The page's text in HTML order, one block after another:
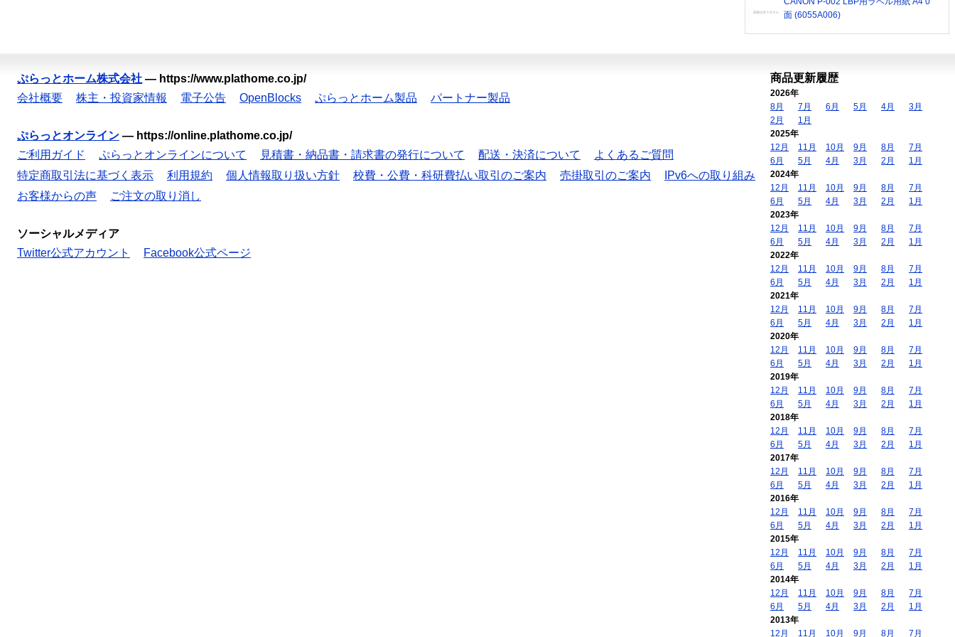
面 (6055A006)
ぷらっとホーム株式会社 — https://www.plathome.co.jp/
会社概要
株主・投資家情報 電子公告 OpenBlocks ぷらっとホーム製品 パートナー製品
ぷらっとオンライン — https://online.plathome.co.jp/
ご利用ガイド
ぷらっとオンラインについて 見積書・納品書・請求書の発行について 配送・決済について
よくあるご質問
特定商取引法に基づく表示
利用規約 個人情報取り扱い方針 校費・公費・科研費払い取引のご案内 売掛取引のご案内
IPv6への取り組み
お客様からの声
ご注文の取り消し
ソーシャルメディア
Twitter公式アカウント
Facebook公式ページ
商品更新履歴
2026年
8月
7月 6月 5月 4月
3月
2月
1月
2025年
12月
11月 10月 9月 8月
7月
6月
5月 4月 3月 2月
1月
2024年
12月
11月 10月 9月 8月
7月
6月
5月 4月 3月 2月
1月
2023年
12月
11月 10月 9月 8月
7月
6月
5月 4月 3月 2月
1月
2022年
12月
11月 10月 9月 8月
7月
6月
5月 4月 3月 2月
1月
2021年
12月
11月 10月 9月 8月
7月
6月
5月 4月 3月 2月
1月
2020年
12月
11月 10月 9月 8月
7月
6月
5月 4月 3月 2月
1月
2019年
12月
11月 10月 9月 8月
7月
6月
5月 4月 3月 2月
1月
2018年
12月
11月 10月 9月 8月
7月
6月
5月 4月 3月 2月
1月
2017年
12月
11月 10月 9月 8月
7月
6月
5月 4月 3月 2月
1月
2016年
12月
11月 10月 9月 8月
7月
6月
5月 4月 3月 2月
1月
2015年
12月
11月 10月 9月 8月
7月
6月
5月 4月 3月 2月
1月
2014年
12月
11月 10月 9月 8月
7月
6月
5月 4月 3月 2月
1月
2013年
12月
11月 10月 9月 8月 7月